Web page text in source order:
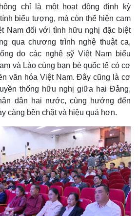
i
n
n
g
m
e
chỉ là một hoạt động định kỳ
biểu tượng, mà còn thể hiện cam
Nam đối với tình hữu nghị đặc biệt
qua chương trình nghệ thuật ca,
do các nghệ sỹ Việt Nam biểu
và Lào cùng bạn bè quốc tế có cơ
văn hóa Việt Nam. Đây cũng là cơ
thống hữu nghị giữa hai Đảng,
dân hai nước, cùng hướng đến
càng bền chặt và hiệu quả hơn.